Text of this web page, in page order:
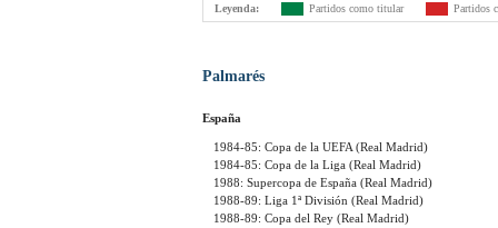
Leyenda: Partidos como titular Partidos
Palmarés
España
1984-85: Copa de la UEFA (Real Madrid)
1984-85: Copa de la Liga (Real Madrid)
1988: Supercopa de España (Real Madrid)
1988-89: Liga 1ª División (Real Madrid)
1988-89: Copa del Rey (Real Madrid)